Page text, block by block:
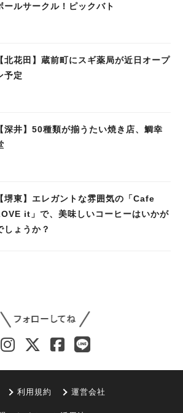
ールサークル！ピックバト
【北花田】蔵前町にスギ薬局が近日オープ
予定
【深井】50種類が揃うたい焼き店、鯛幸
【堺東】エレガントな雰囲気の「Cafe
で、美味しいコーヒーはいかが
しょうか？
利用規約 運営会社